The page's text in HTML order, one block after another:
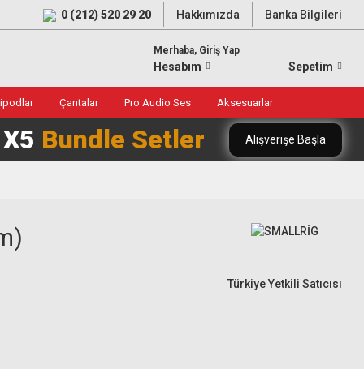
0 (212) 520 29 20 Hakkımızda Banka Bilgileri
Merhaba, Giriş Yap
Hesabım Sepetim
Çantalar Pro Audio Ses Aksesuarlar
Bundle Setler Alışverişe Başla
Türkiye Yetkili Satıcısı